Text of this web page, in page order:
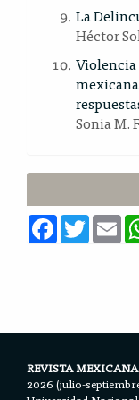
La
Héctor
Violencia
Sonia M.
F
a
c
T
w
E
m
a
REVISTA
2026 (julio-